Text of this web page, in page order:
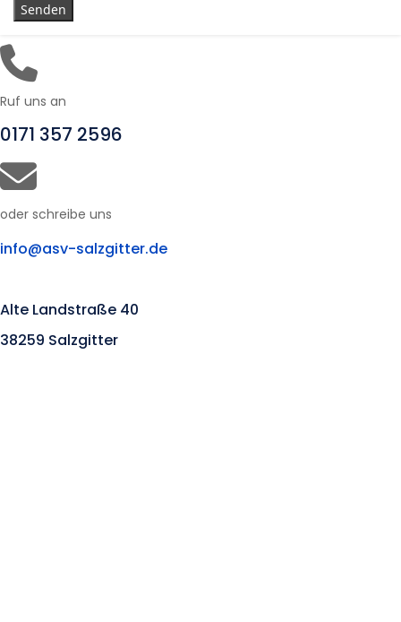
Senden
Ruf uns an
0171 357 2596
oder schreibe uns
info@asv-salzgitter.de
Alte Landstraße 40
38259 Salzgitter